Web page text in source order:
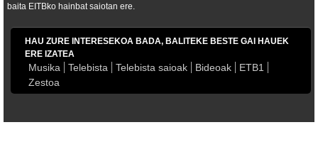
baita EITBko hainbat saiotan ere.
HAU ZURE INTERESEKOA BADA, BALITEKE BESTE GAI HAUEK
ERE IZATEA
Musika Telebista Telebista saioak Bideoak
ETB1
Zestoa